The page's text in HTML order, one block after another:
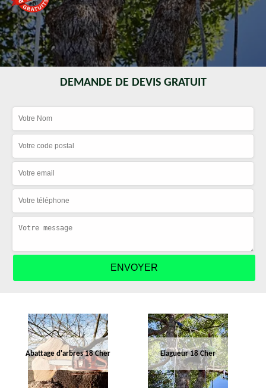
DEMANDE DE DEVIS GRATUIT
Abattage d'arbres 18 Cher Elagueur 18 Cher